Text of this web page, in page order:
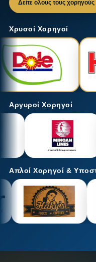
Δείτε όλους τους χορηγούς
Χρυσοί Χορηγοί
Αργυροί Χορηγοί
Απλοί Χορηγοί &